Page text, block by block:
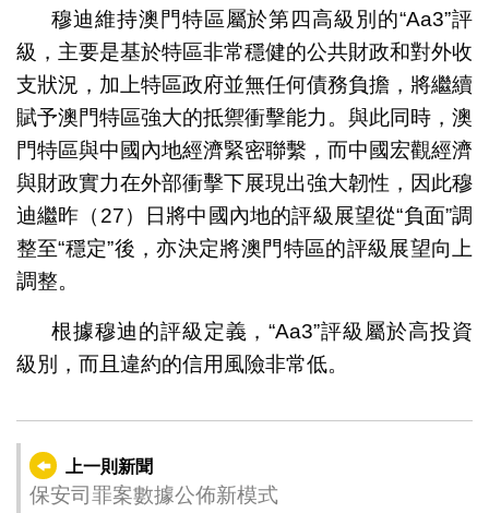
穆迪維持澳門特區屬於第四高級別的“Aa3”評
級，主要是基於特區非常穩健的公共財政和對外收
支狀況，加上特區政府並無任何債務負擔，將繼續
賦予澳門特區強大的抵禦衝擊能力。與此同時，澳
門特區與中國內地經濟緊密聯繫，而中國宏觀經濟
與財政實力在外部衝擊下展現出強大韌性，因此穆
迪繼昨（27）日將中國內地的評級展望從“負面”調
整至“穩定”後，亦決定將澳門特區的評級展望向上
調整。
根據穆迪的評級定義，“Aa3”評級屬於高投資
級別，而且違約的信用風險非常低。
上一則新聞
保安司罪案數據公佈新模式